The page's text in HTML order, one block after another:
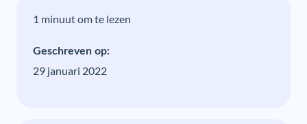
1 minuut om te lezen
Geschreven op:
29 januari 2022